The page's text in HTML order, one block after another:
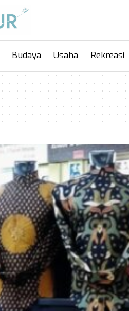
Budaya Usaha Rekreasi